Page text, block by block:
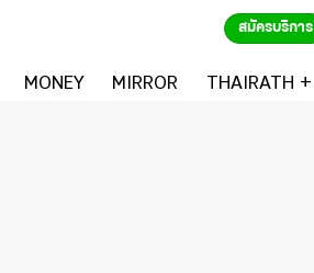
สมัครบริการ
MONEY MIRROR THAIRATH +